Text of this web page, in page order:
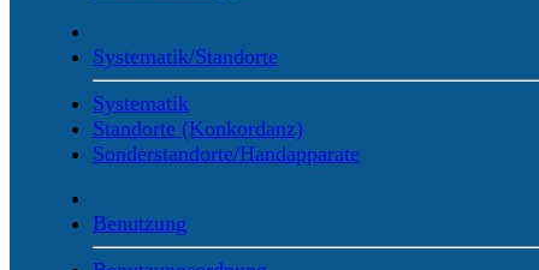
Systematik/Standorte
Systematik
Standorte (Konkordanz)
Sonderstandorte/Handapparate
Benutzung